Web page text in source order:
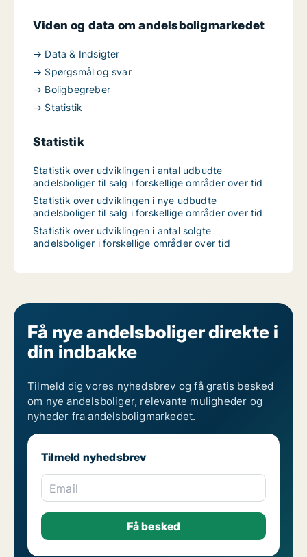
Viden og data om andelsboligmarkedet
→ Data & Indsigter
→ Spørgsmål og svar
→ Boligbegreber
→ Statistik
Statistik
Statistik over udviklingen i antal udbudte
andelsboliger til salg i forskellige områder over tid
Statistik over udviklingen i nye udbudte
andelsboliger til salg i forskellige områder over tid
Statistik over udviklingen i antal solgte
andelsboliger i forskellige områder over tid
Få nye andelsboliger direkte i
din indbakke
Tilmeld dig vores nyhedsbrev og få gratis besked
om nye andelsboliger, relevante muligheder og
nyheder fra andelsboligmarkedet.
Tilmeld nyhedsbrev
Email